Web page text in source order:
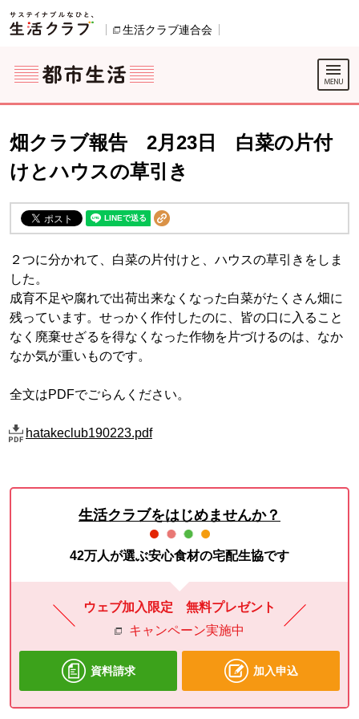
ページの先頭です。
生活クラブ連合会
ここからサイト内共通メニューです。
サイト内共通メニューをスキップする
サイト内共通メニューここまで。
畑クラブ報告 2月23日 白菜の片付
けとハウスの草引き
２つに分かれて、白菜の片付けと、ハウスの草引きをしま
した。
成育不足や腐れで出荷出来なくなった白菜がたくさん畑に
残っています。せっかく作付したのに、皆の口に入ること
なく廃棄せざるを得なくなった作物を片づけるのは、なか
なか気が重いものです。
全文はPDFでごらんください。
hatakeclub190223.pdf
生活クラブをはじめませんか？
42万人が選ぶ安心食材の宅配生協です
ウェブ加入限定 無料プレゼント
キャンペーン実施中
資料請求 加入申込